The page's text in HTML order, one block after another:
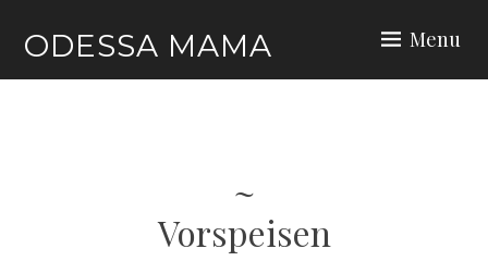
content
ODESSA MAMA Menu
Vorspeisen